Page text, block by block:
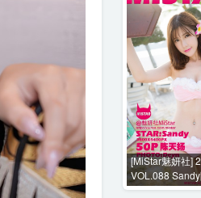
[MiStar魅妍社]
VOL.088 Sandy
71M]